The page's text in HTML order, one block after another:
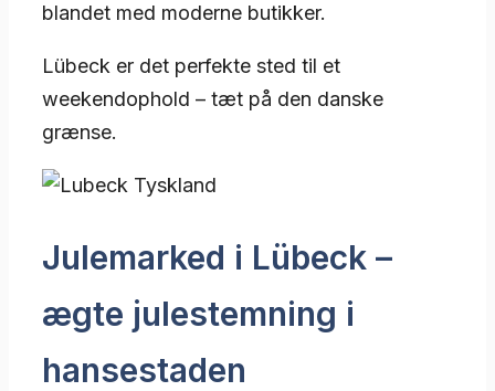
blandet med moderne butikker.
Lübeck er det perfekte sted til et
weekendophold – tæt på den danske
grænse.
Julemarked i Lübeck –
ægte julestemning i
hansestaden